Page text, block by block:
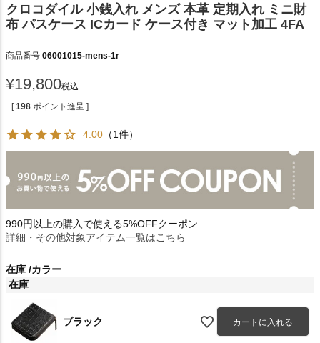
クロコダイル 小銭入れ メンズ 本革 定期入れ ミニ財
布 パスケース ICカード ケース付き マット加工 4FA
商品番号 06001015-mens-1r
¥19,800税込
[ 198 ポイント進呈 ]
4.00 （1件）
990円以上の購入で使える5%OFFクーポン
詳細・その他対象アイテム一覧はこちら
在庫 カラー
在庫
ブラック カートに入れる